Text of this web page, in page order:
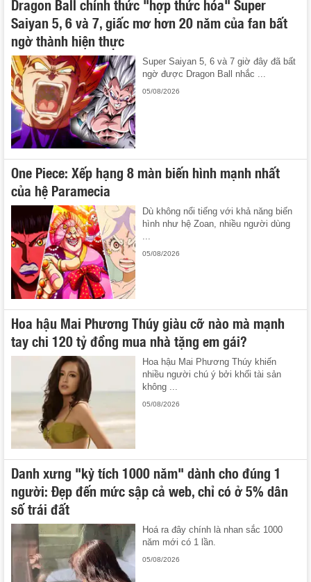
Dragon Ball chính thức "hợp thức hóa" Super
Saiyan 5, 6 và 7, giấc mơ hơn 20 năm của fan bất
ngờ thành hiện thực
Super Saiyan 5, 6 và 7 giờ đây đã bất
ngờ được Dragon Ball nhắc ...
05/08/2026
One Piece: Xếp hạng 8 màn biến hình mạnh nhất
của hệ Paramecia
Dù không nổi tiếng với khả năng biến
hình như hệ Zoan, nhiều người dùng
...
05/08/2026
Hoa hậu Mai Phương Thúy giàu cỡ nào mà mạnh
tay chi 120 tỷ đồng mua nhà tặng em gái?
Hoa hậu Mai Phương Thúy khiến
nhiều người chú ý bởi khối tài sản
không ...
05/08/2026
Danh xưng "kỳ tích 1000 năm" dành cho đúng 1
người: Đẹp đến mức sập cả web, chỉ có ở 5% dân
số trái đất
Hoá ra đây chính là nhan sắc 1000
năm mới có 1 lần.
05/08/2026